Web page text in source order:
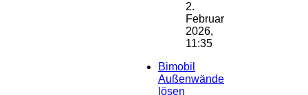
2.
Februar
2026,
11:35
Bimobil
Außenwände
lösen